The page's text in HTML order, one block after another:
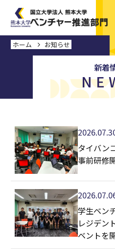
ホーム お知らせ
新着
タイバン
事前研修
学生ベン
レジデン
ベントを
部門紹介
スタッフ
活動内容
大学発
アントレ
お問い合